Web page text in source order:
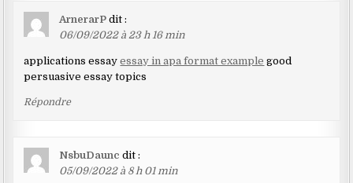
ArnerarP dit :
06/09/2022 à 23 h 16 min
applications essayessay in apa format example good
persuasive essay topics
Répondre
NsbuDaunc dit :
05/09/2022 à 8 h 01 min